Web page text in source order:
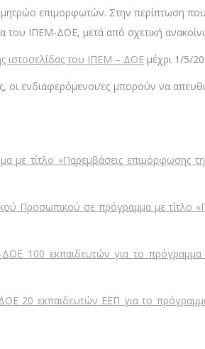
επιμορφωτών. Στην περίπτωση
του ΙΠΕΜ-ΔΟΕ, μετά από σχετική
ιστοσελίδας του ΙΠΕΜ – ΔΟΕ μέχρι 1/5/
οι ενδιαφερόμενοι/ες μπορούν να
τίτλο «Παρεμβάσεις επιμόρφωσης
Προσωπικού σε πρόγραμμα με τίτλο
100 εκπαιδευτών για το πρόγραμμα
20 εκπαιδευτών ΕΕΠ για το